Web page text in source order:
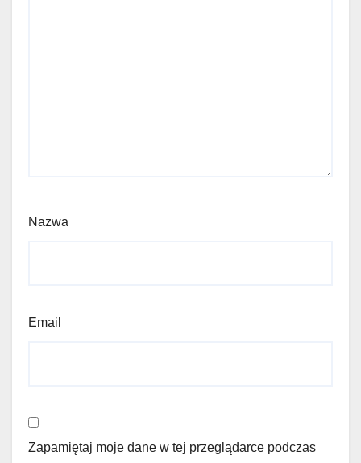
Nazwa
Email
Zapamiętaj moje dane w tej przeglądarce podczas